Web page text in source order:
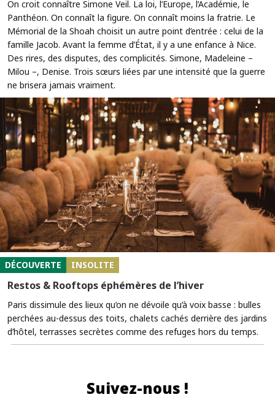
On croit connaître Simone Veil. La loi, l’Europe, l’Académie, le
Panthéon. On connaît la figure. On connaît moins la fratrie. Le
Mémorial de la Shoah choisit un autre point d’entrée : celui de la
famille Jacob. Avant la femme d’État, il y a une enfance à Nice.
Des rires, des disputes, des complicités. Simone, Madeleine –
Milou –, Denise. Trois sœurs liées par une intensité que la guerre
ne brisera jamais vraiment.
DÉCOUVERTE INSOLITE
Restos & Rooftops éphémères de l’hiver
Paris dissimule des lieux qu’on ne dévoile qu’à voix basse : bulles
perchées au-dessus des toits, chalets cachés derrière des jardins
d’hôtel, terrasses secrètes comme des refuges hors du temps.
Suivez-nous !